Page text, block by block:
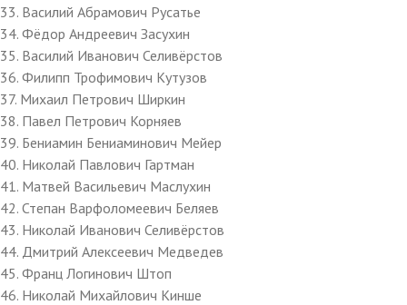
33. Василий Абрамович Русатье
34. Фёдор Андреевич Засухин
35. Василий Иванович Селивёрстов
36. Филипп Трофимович Кутузов
37. Михаил Петрович Ширкин
38. Павел Петрович Корняев
39. Бениамин Бениаминович Мейер
40. Николай Павлович Гартман
41. Матвей Васильевич Маслухин
42. Степан Варфоломеевич Беляев
43. Николай Иванович Селивёрстов
44. Дмитрий Алексеевич Медведев
45. Франц Логинович Штоп
46. Николай Михайлович Кинше